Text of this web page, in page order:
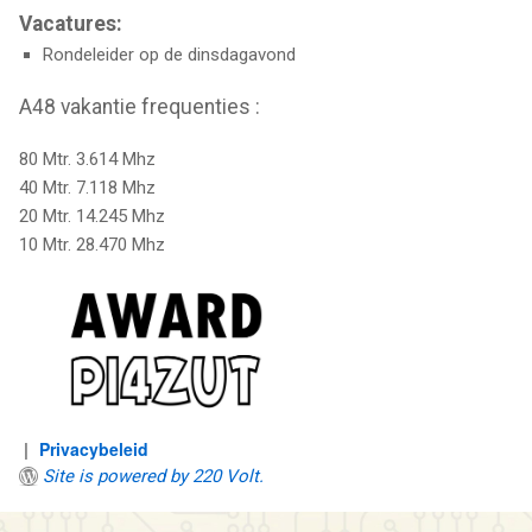
Vacatures:
Rondeleider op de dinsdagavond
A48 vakantie frequenties :
80 Mtr. 3.614 Mhz
40 Mtr. 7.118 Mhz
20 Mtr. 14.245 Mhz
10 Mtr. 28.470 Mhz
Privacybeleid
Site is powered by 220 Volt.